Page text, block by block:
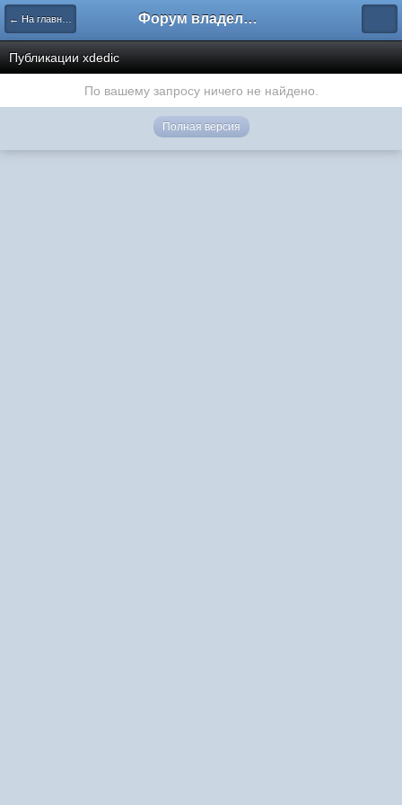
← На главную Форум владельцев интернет-магазинов
Публикации xdedic
По вашему запросу ничего не найдено.
Полная версия